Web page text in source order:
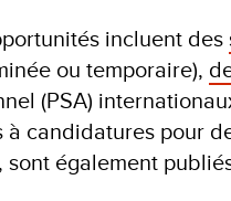
incluent des
ou temporaire),
(PSA)
à candidatures pour
, sont également